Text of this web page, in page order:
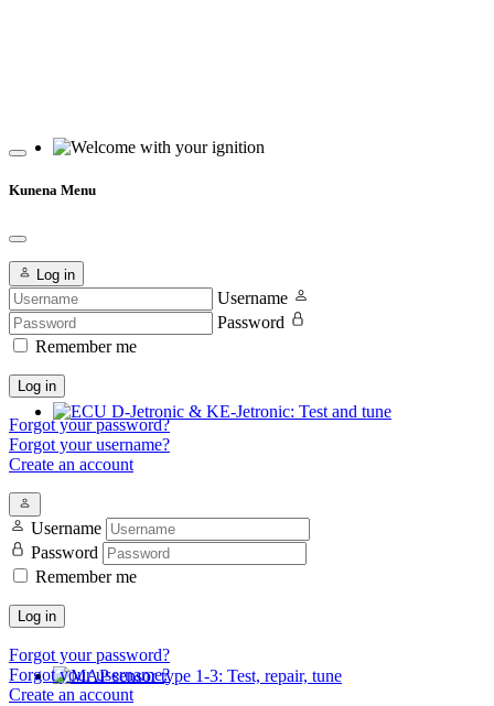
ECU D-Jetronic & KE-Jetronic: Test and tune
MAP sensor type 1-3: Test, repair, tune
Kunena Menu
Log in
Username
Password
Remember me
Log in
Forgot your password?
Forgot your username?
Create an account
Username
Password
Remember me
Log in
Forgot your password?
Forgot your username?
Create an account